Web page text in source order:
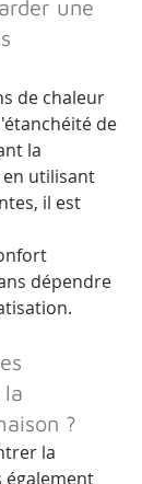
une
de chaleur
de
la
utilisant
il est
dépendre
?
la
également